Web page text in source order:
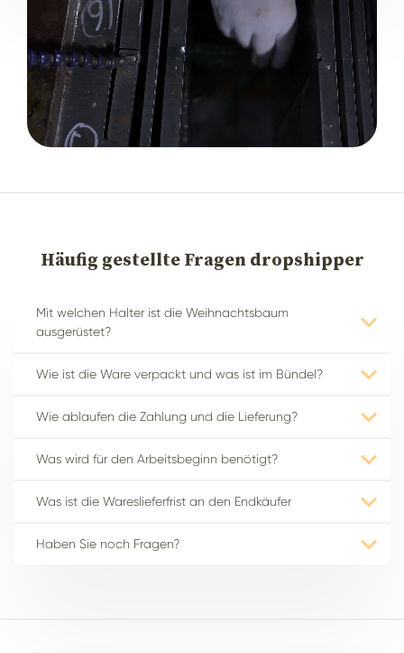
Häufig gestellte Fragen dropshipper
Mit welchen Halter ist die Weihnachtsbaum
ausgerüstet?
Wie ist die Ware verpackt und was ist im Bündel?
Wie ablaufen die Zahlung und die Lieferung?
Was wird für den Arbeitsbeginn benötigt?
Was ist die Wareslieferfrist an den Endkäufer
Haben Sie noch Fragen?